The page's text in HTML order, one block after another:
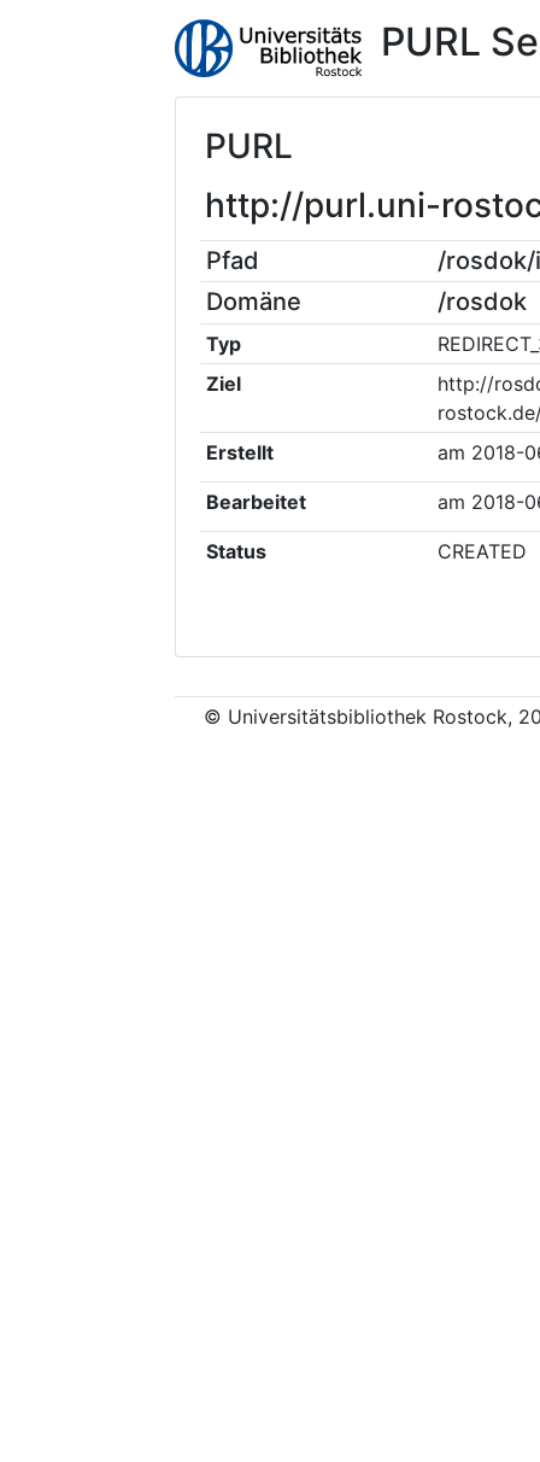
PURL
PURL
http://purl.uni-
Pfad
/
Domäne
/rosdok
Typ
Ziel
http://
Erstellt
am 2018-
Bearbeitet am 2018-
Status CREATED
© Universitätsbibliothek Rostock,